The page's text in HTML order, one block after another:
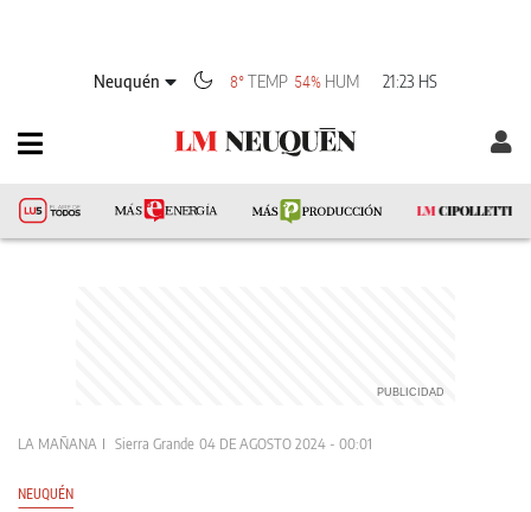
Neuquén 8°TEMP 54% HUM 21:23 HS
LA MAÑANA Sierra Grande 04 DE AGOSTO 2024 - 00:01
NEUQUÉN